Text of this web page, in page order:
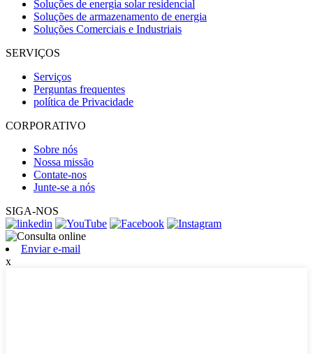
Soluções de energia solar residencial
Soluções de armazenamento de energia
Soluções Comerciais e Industriais
SERVIÇOS
Serviços
Perguntas frequentes
política de Privacidade
CORPORATIVO
Sobre nós
Nossa missão
Contate-nos
Junte-se a nós
SIGA-NOS
Enviar e-mail
x